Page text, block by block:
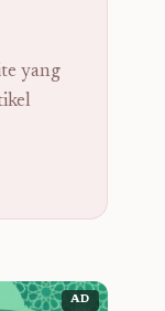
yang
AD